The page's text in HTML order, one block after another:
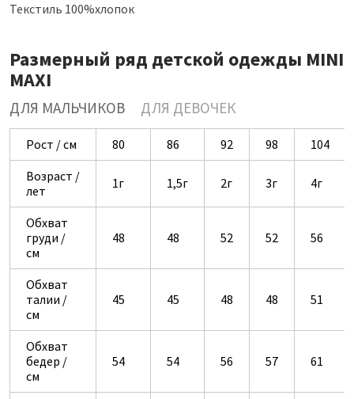
Текстиль 100%хлопок
Размерный ряд детской одежды MINI
MAXI
ДЛЯ МАЛЬЧИКОВ ДЛЯ ДЕВОЧЕК
Рост / см 80 86 92 98
104
Возраст /
лет
1г 1,5г 2г 3г 4г
Обхват
груди /
см
48 48 52 52 56
Обхват
талии /
см
45 45 48 48 51
Обхват
бедер /
см
54 54 56 57 61